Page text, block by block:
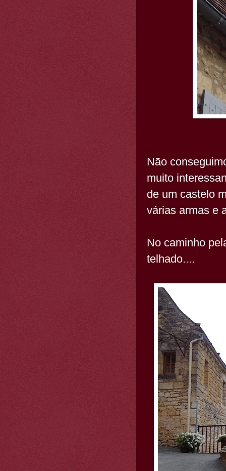
Não
muito
de um castelo
várias armas e
No caminho
telhado....